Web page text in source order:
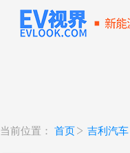
当前位置： 首页 吉利汽车